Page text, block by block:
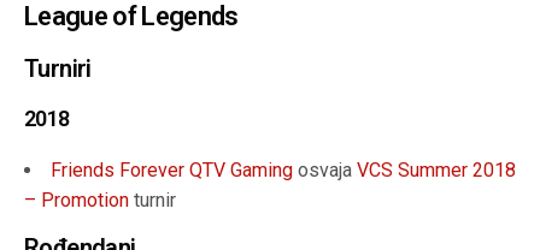
League of Legends
Turniri
2018
Friends Forever QTV Gaming osvaja VCS Summer 2018
– Promotion turnir